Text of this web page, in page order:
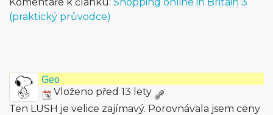
(praktický průvodce)
Geo
Vloženo před 13 lety
Ten LUSH je velice zajímavý. Porovnávala jsem ceny